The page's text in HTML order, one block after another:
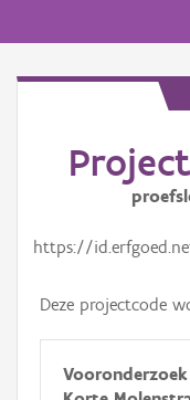
https://
Deze projectcode